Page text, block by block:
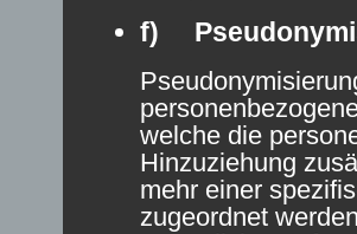
f)
welche die
Hinzuziehung
mehr einer
zugeordnet